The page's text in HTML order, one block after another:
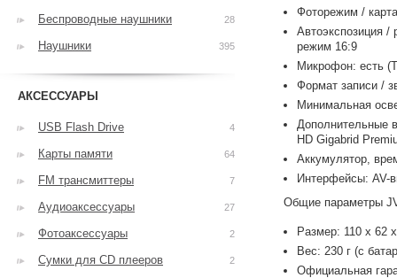
Фоторежим /
Автоэкспозиция /
режим 16:9
Микрофон: есть
Формат записи /
Минимальная
Дополнительные
HD Gigabrid
Аккумулятор,
Интерфейсы: AV-
Общие параметры
Размер: 110 x 62
Вес: 230 г (с
Официальная
Беспроводные наушники 28
Наушники 395
АКСЕССУАРЫ
USB Flash Drive 4
Карты памяти 64
FM трансмиттеры 7
Аудиоаксессуары 27
Фотоаксессуары 2
Сумки для CD плееров 2